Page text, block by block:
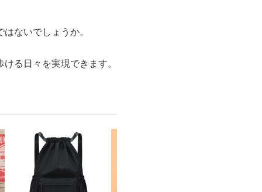
ないでしょうか。
る日々を実現できます。